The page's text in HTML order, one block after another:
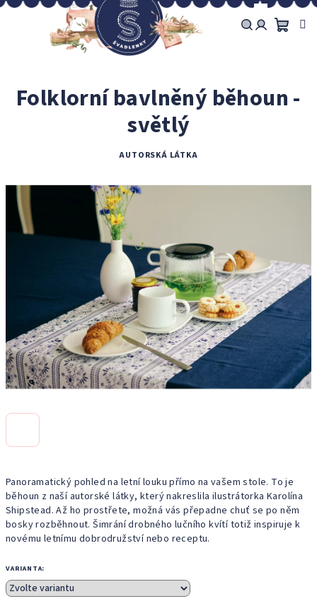
Přejít
Panoramatický pohled na letní louku přímo na vašem stole. To je
běhoun z naší autorské látky, který nakreslila ilustrátorka Karolína
Shipstead. Až ho prostřete, možná vás přepadne chuť se po něm
bosky rozběhnout. Šimrání drobného lučního kvítí totiž inspiruje k
novému letnímu dobrodružství nebo receptu.
VARIANTA:
Folklorní bavlněný běhoun -
světlý
AUTORSKÁ LÁTKA